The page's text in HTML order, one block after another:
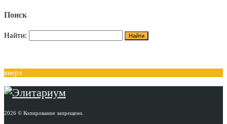
Поиск
Найти:
вверх
2026 © Копирование запрещено.